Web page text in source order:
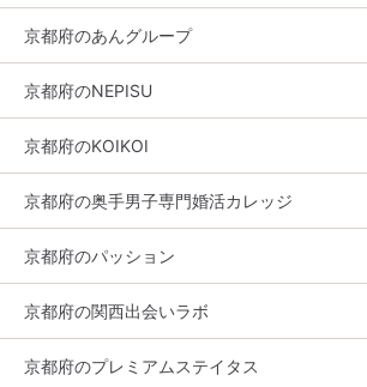
京都府のあんグループ
京都府のNEPISU
京都府のKOIKOI
京都府の奥手男子専門婚活カレッジ
京都府のパッション
京都府の関西出会いラボ
京都府のプレミアムステイタス